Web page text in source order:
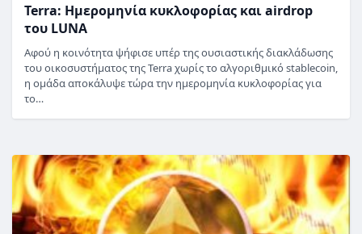
Terra: Ημερομηνία κυκλοφορίας και airdrop
του LUNA
Αφού η κοινότητα ψήφισε υπέρ της ουσιαστικής διακλάδωσης
του οικοσυστήματος της Terra χωρίς το αλγοριθμικό stablecoin,
η ομάδα αποκάλυψε τώρα την ημερομηνία κυκλοφορίας για
το…